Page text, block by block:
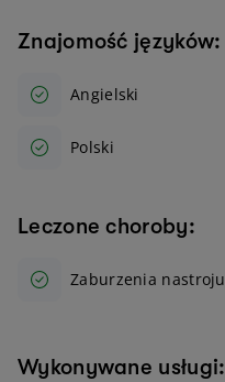
Znajomość języków:
Angielski
Polski
Leczone choroby:
Zaburzenia nastroju
Wykonywane usługi: